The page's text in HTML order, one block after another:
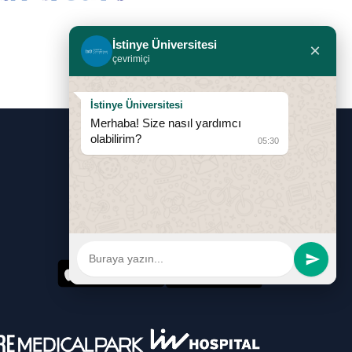
0850 283 60 00
İstinye Üniversitesi
çevrimiçi ×
İstinye Üniversitesi
Merhaba! Size nasıl yardımcı
olabilirim?
05:30